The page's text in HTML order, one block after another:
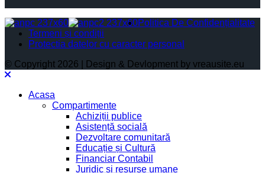
Politica De Confidențialitate
Termeni și condiții
Protectia datelor cu caracter personal
© Copyright 2026 | Design & Devlopment by vreausite.eu
Acasa
Compartimente
Achiziții publice
Asistență socială
Dezvoltare comunitară
Educație și Cultură
Financiar Contabil
Juridic si resurse umane